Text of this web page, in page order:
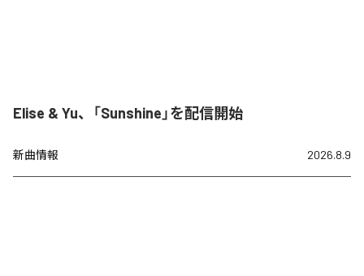
Elise & Yu、「Sunshine」を配信開始
新曲情報 2026.8.9